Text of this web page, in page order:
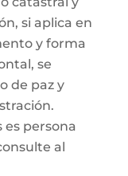
si aplica en
y forma
se
de paz y
es persona
al